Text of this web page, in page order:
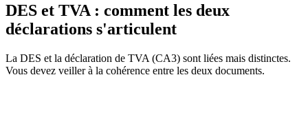
DES et TVA : comment les deux
déclarations s'articulent
La DES et la déclaration de TVA (CA3) sont liées mais distinctes.
Vous devez veiller à la cohérence entre les deux documents.